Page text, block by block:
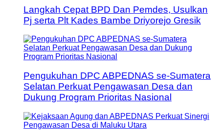
Langkah Cepat BPD Dan Pemdes, Usulkan
Pj serta Plt Kades Bambe Driyorejo Gresik
Pengukuhan DPC ABPEDNAS se-Sumatera
Selatan Perkuat Pengawasan Desa dan
Dukung Program Prioritas Nasional